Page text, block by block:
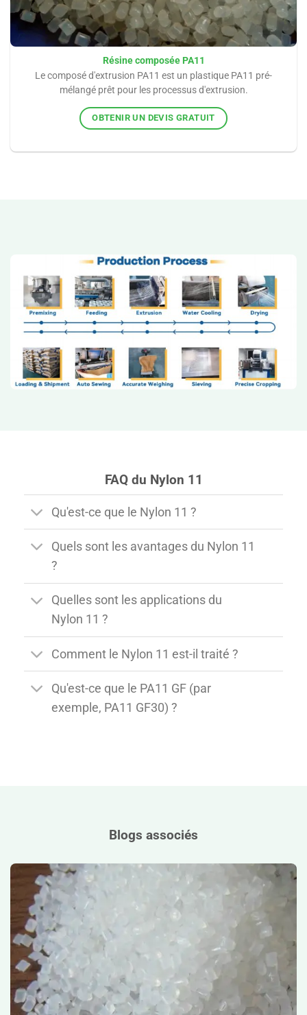
Résine composée PA11
Le composé d'extrusion PA11 est un plastique PA11 pré-
mélangé prêt pour les processus d'extrusion.
OBTENIR UN DEVIS GRATUIT
FAQ du Nylon 11
Qu'est-ce que le Nylon 11 ?
Quels sont les avantages du Nylon 11
?
Quelles sont les applications du
Nylon 11 ?
Comment le Nylon 11 est-il traité ?
Qu'est-ce que le PA11 GF (par
exemple, PA11 GF30) ?
Blogs associés